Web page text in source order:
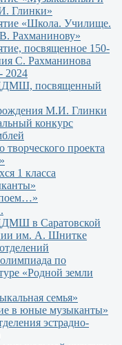
Глинки»
«Школа. Училище.
Рахманинову»
посвященное 150-
С. Рахманинова
2024
посвященный
М.И. Глинки
конкурс
проекта
1 класса
в Саратовской
им. А. Шнитке
по
«Родной земли
семья»
в юные музыканты»
эстрадно-